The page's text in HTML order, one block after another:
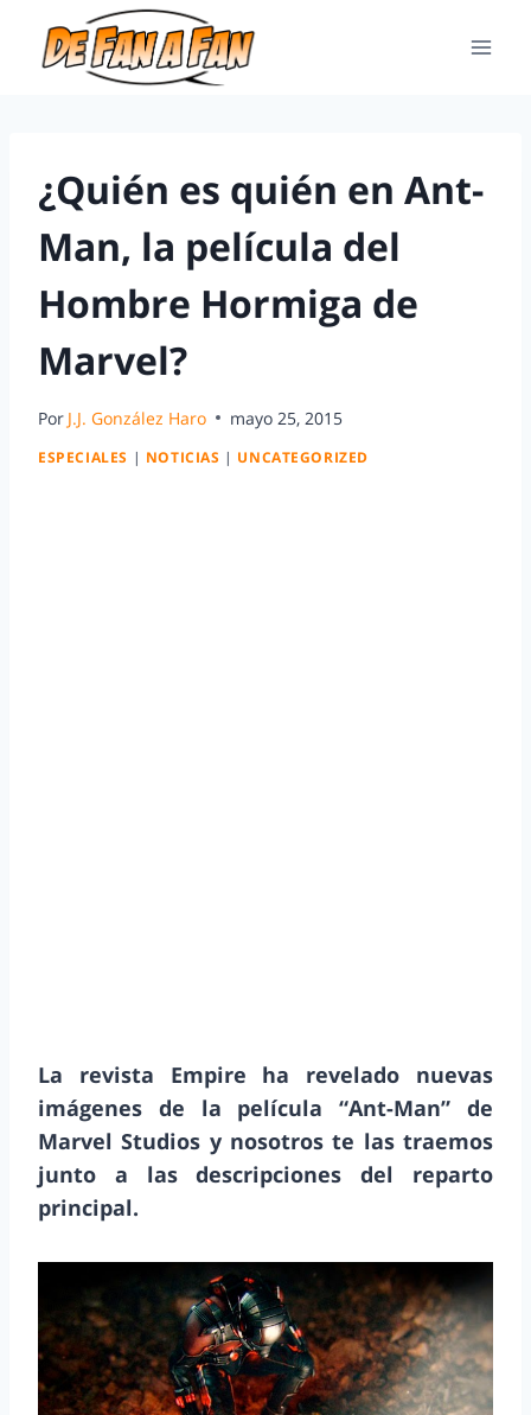
¿Quién es quién en Ant-
Man, la película del
Hombre Hormiga de
Marvel?
Por J.J. González Haro mayo 25, 2015
ESPECIALES | NOTICIAS | UNCATEGORIZED
La revista Empire ha revelado nuevas
imágenes de la película “Ant-Man” de
Marvel Studios y nosotros te las traemos
junto a las descripciones del reparto
principal.